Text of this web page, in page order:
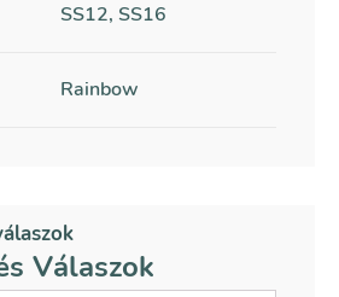
SS12, SS16
Rainbow
Válaszok